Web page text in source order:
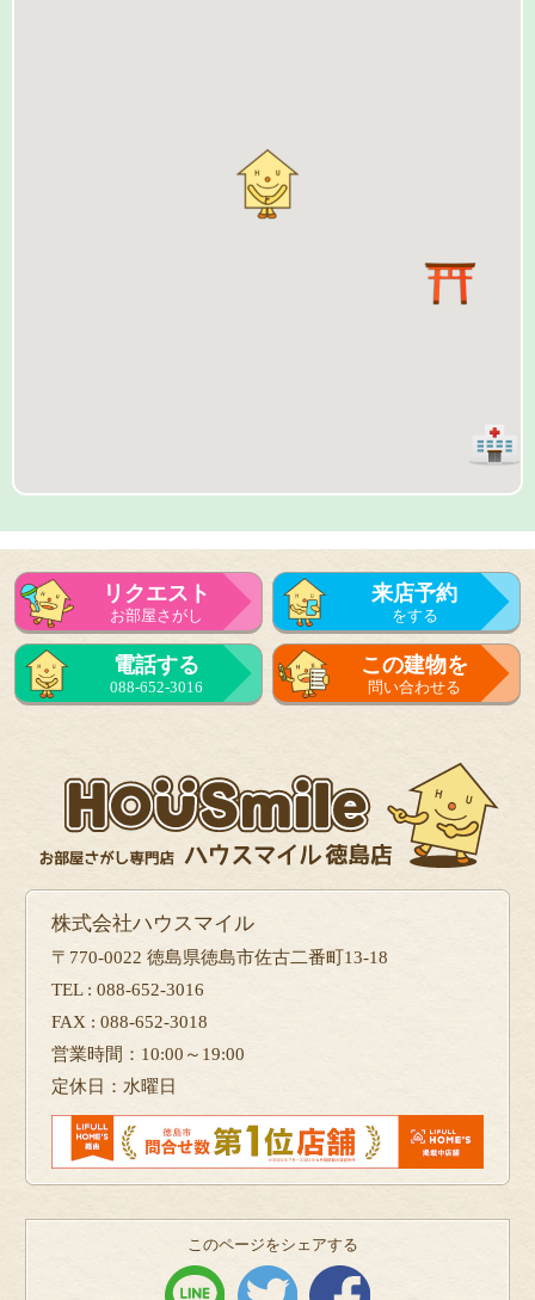
リクエスト
お部屋さがし
来店予約
をする
来店予約
をする
電話する
088-652-3016
この建物を
問い合わせる
株式会社ハウスマイル
〒770-0022 徳島県徳島市佐古二番町13-18
TEL : 088-652-3016
FAX : 088-652-3018
営業時間：10:00～19:00
定休日：水曜日
このページをシェアする